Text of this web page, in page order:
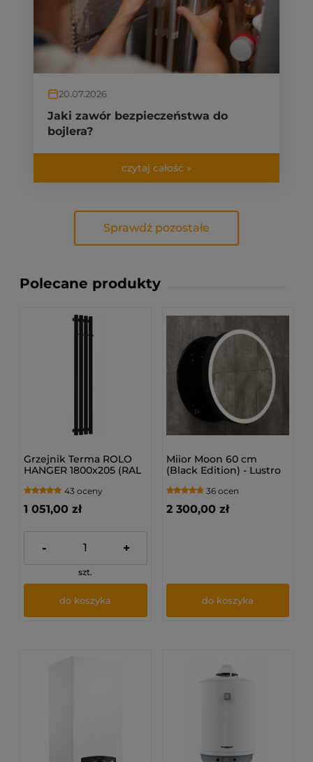
20.07.2026
Jaki zawór bezpieczeństwa do
bojlera?
czytaj całość »
Sprawdź pozostałe
Polecane produkty
Grzejnik Terma ROLO
HANGER 1800x205 (RAL
43 oceny
1 051,00 zł
- +
szt.
do koszyka
Miior Moon 60 cm
(Black Edition) - Lustro
oświetleniem LED
36 ocen
2 300,00 zł
do koszyka